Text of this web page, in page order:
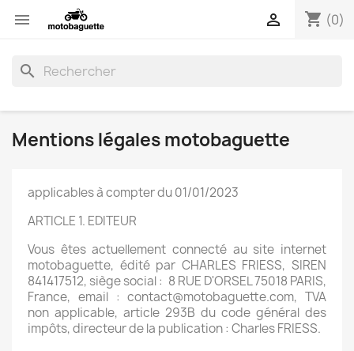
 shopping_cart (0)

search
Mentions légales motobaguette
applicables à compter du 01/01/2023
ARTICLE 1. EDITEUR
Vous êtes actuellement connecté au site internet
motobaguette, édité par CHARLES FRIESS, SIREN
841417512, siège social : 8 RUE D'ORSEL 75018 PARIS,
France, email : contact@motobaguette.com, TVA
non applicable, article 293B du code général des
impôts, directeur de la publication : Charles FRIESS.